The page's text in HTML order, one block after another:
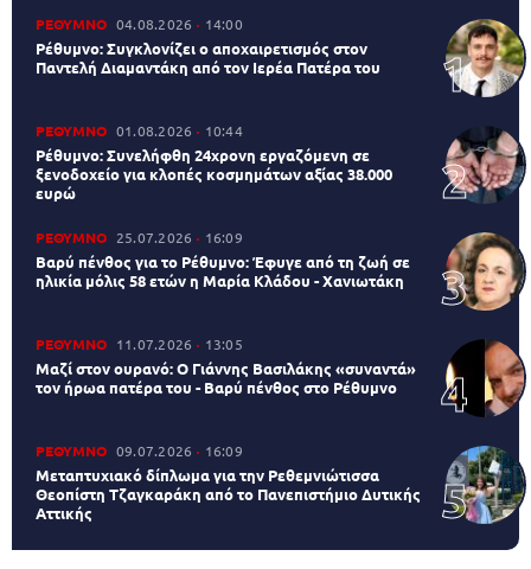
ΡΕΘΥΜΝΟ 04.08.2026 14:00
Ρέθυμνο: Συγκλονίζει ο αποχαιρετισμός στον
Παντελή Διαμαντάκη από τον Ιερέα Πατέρα του
ΡΕΘΥΜΝΟ 01.08.2026 10:44
Ρέθυμνο: Συνελήφθη 24χρονη εργαζόμενη σε
ξενοδοχείο για κλοπές κοσμημάτων αξίας 38.000
ευρώ
ΡΕΘΥΜΝΟ 25.07.2026 16:09
Βαρύ πένθος για το Ρέθυμνο: Έφυγε από τη ζωή σε
ηλικία μόλις 58 ετών η Μαρία Κλάδου - Χανιωτάκη
ΡΕΘΥΜΝΟ 11.07.2026 13:05
Μαζί στον ουρανό: Ο Γιάννης Βασιλάκης «συναντά»
τον ήρωα πατέρα του - Βαρύ πένθος στο Ρέθυμνο
ΡΕΘΥΜΝΟ 09.07.2026 16:09
Μεταπτυχιακό δίπλωμα για την Ρεθεμνιώτισσα
Θεοπίστη Τζαγκαράκη από το Πανεπιστήμιο Δυτικής
Αττικής